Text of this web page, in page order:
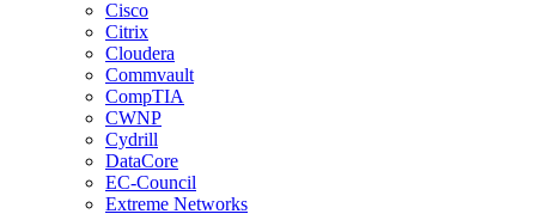
Cisco
Citrix
Cloudera
Commvault
CompTIA
CWNP
Cydrill
DataCore
EC-Council
Extreme Networks